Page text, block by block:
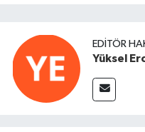
EDITÖR
Yüksel